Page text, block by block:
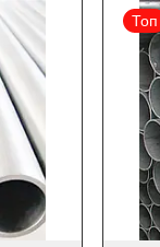
Топ